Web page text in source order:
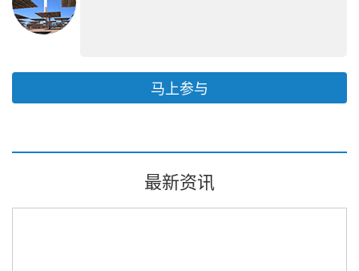
马上参与
最新资讯